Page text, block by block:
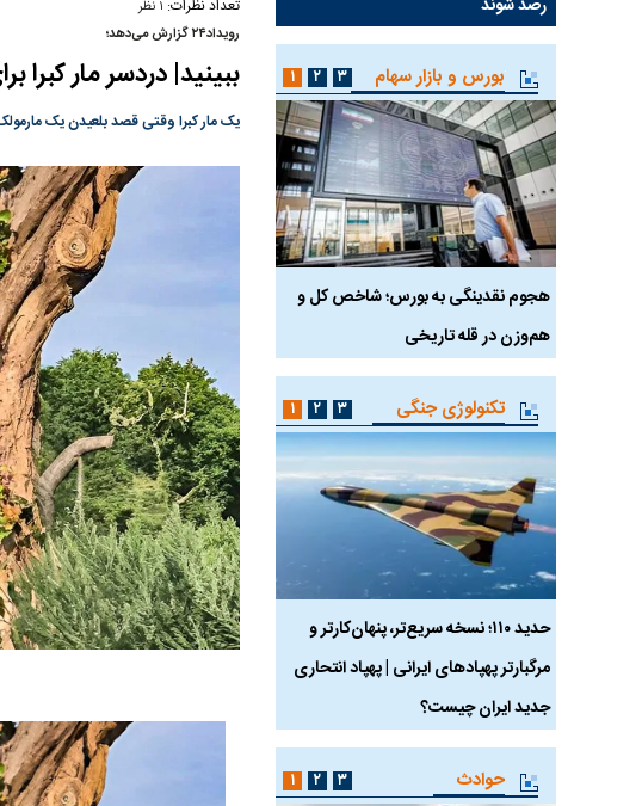
تعداد نظرات: ۱ نظر
رویداد۲۴ گزارش می‌دهد؛
ببینید| دردسر مار کبرا
یک مار کبرا وقتی قصد بلعیدن یک
رصد شوند
بورس و بازار سهام
هجوم نقدینگی به بورس؛ شاخص کل و
هم‌وزن در قله تاریخی
۱ ۲ ۳
تکنولوژی جنگی
حدید ۱۱۰؛ نسخه سریع‌تر، پنهان‌کارتر و
مرگبارتر پهپادهای ایرانی | پهپاد انتحاری
جدید ایران چیست؟
هواپیمای مرموز E-11A BACN چیست؟
۱ ۲ ۳
حوادث ۱ ۲ ۳